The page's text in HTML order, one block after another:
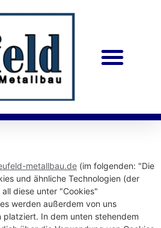
und Einwohner mit ständigem
Wirtschaftsraum und der Schweiz.
metallbau.de (im folgenden: "Die
und ähnliche Technologien (der
diese unter "Cookies"
werden außerdem von uns
In dem unten stehendem